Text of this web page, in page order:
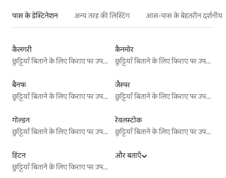
पास के डेस्टिनेशन अन्य तरह की लिस्टिंग आस-पास के बेहतरीन दर्शनीय
कैलगरी
छुट्टियाँ बिताने के लिए किराए पर उपलब्ध जगहें
कैनमोर
छुट्टियाँ बिताने के लिए किराए पर उपलब्ध जगहें
बैनफ
छुट्टियाँ बिताने के लिए किराए पर उपलब्ध जगहें
जैस्पर
छुट्टियाँ बिताने के लिए किराए पर उपलब्ध जगहें
गोल्डन
छुट्टियाँ बिताने के लिए किराए पर उपलब्ध जगहें
रेवलस्टोक
छुट्टियाँ बिताने के लिए किराए पर उपलब्ध जगहें
हिंटन
छुट्टियाँ बिताने के लिए किराए पर उपलब्ध जगहें
और बताएँ